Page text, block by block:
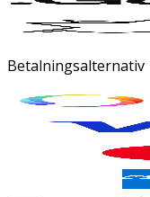
Betalningsalternativ